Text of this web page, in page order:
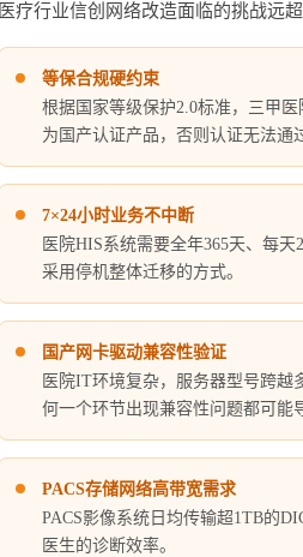
医疗行业信创网络改造面临的挑战远
等保合规硬约束
根据国家等级保护2.0标准，三甲
为国产认证产品，否则认证无法通
7×24小时业务不中断
医院HIS系统需要全年365天、每
采用停机整体迁移的方式。
国产网卡驱动兼容性验证
医院IT环境复杂，服务器型号跨越
何一个环节出现兼容性问题都可能
PACS存储网络高带宽需求
PACS影像系统日均传输超1TB的
医生的诊断效率。